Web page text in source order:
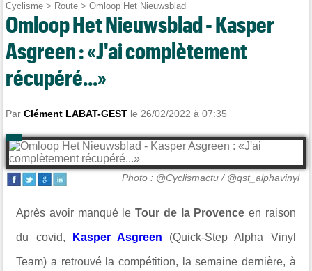
Cyclisme > Route >Omloop Het Nieuwsblad
Omloop Het Nieuwsblad - Kasper
Asgreen : «J'ai complètement
récupéré...»
ParClément LABAT-GEST le 26/02/2022 à 07:35
Photo : @Cyclismactu / @qst_alphavinyl
Après avoir manqué leTour de la Provence en raison
du covid, Kasper Asgreen (Quick-Step Alpha Vinyl
Team) a retrouvé la compétition, la semaine dernière, à